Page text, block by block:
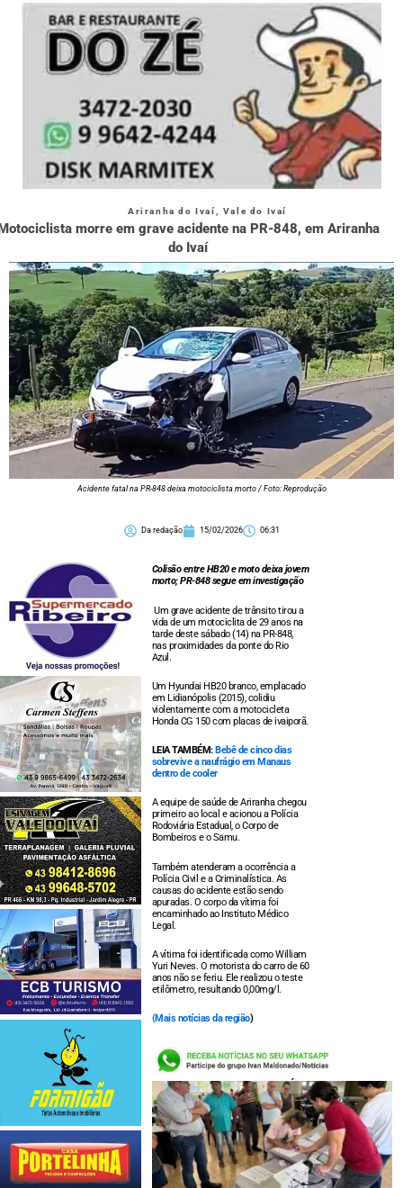
Ariranha do Ivaí Vale do Ivaí
morre em grave acidente na PR-848, em Ariranha
do Ivaí
Acidente fatal na PR-848 deixa motociclista morto / Foto: Reprodução
Da redação 15/02/2026 06:31
Colisão entre HB20 e moto deixa jovem
morto; PR-848 segue em investigação
Um grave acidente de trânsito tirou a
vida de um motociclita de 29 anos na
tarde deste sábado (14) na PR-848,
nas proximidades da ponte do Rio
Azul.
Um Hyundai HB20 branco, emplacado
em Lidianópolis (2015), colidiu
violentamente com a motocicleta
Honda CG 150 com placas de ivaiporã.
LEIA TAMBÉM: Bebê de cinco dias
sobrevive a naufrágio em Manaus
dentro de cooler
A equipe de saúde de Ariranha chegou
primeiro ao local e acionou a Polícia
Rodoviária Estadual, o Corpo de
Bombeiros e o Samu.
Também atenderam a ocorrência a
Polícia Civil e a Criminalística. As
causas do acidente estão sendo
apuradas. O corpo da vítima foi
encaminhado ao Instituto Médico
Legal.
A vítima foi identificada como William
Yuri Neves. O motorista do carro de 60
anos não se feriu. Ele realizou o teste
etilômetro, resultando 0,00mg/l.
(Mais notícias da região)
LEIA TAMBÉM: